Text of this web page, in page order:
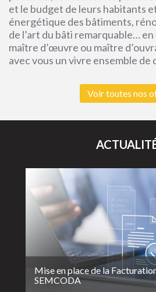
et le budget de leurs habitants
énergétique des bâtiments,
de l’art du bâti remarquable…
maître d’œuvre ou maître
avec vous un vivre ensemble de
Voir toutes nos
Mise en place de la
SEMCODA